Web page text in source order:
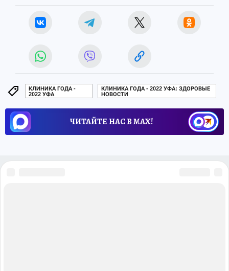
КЛИНИКА ГОДА -
2022 УФА
КЛИНИКА ГОДА - 2022 УФА: ЗДОРОВЫЕ
НОВОСТИ
ЧИТАЙТЕ НАС В МАХ!